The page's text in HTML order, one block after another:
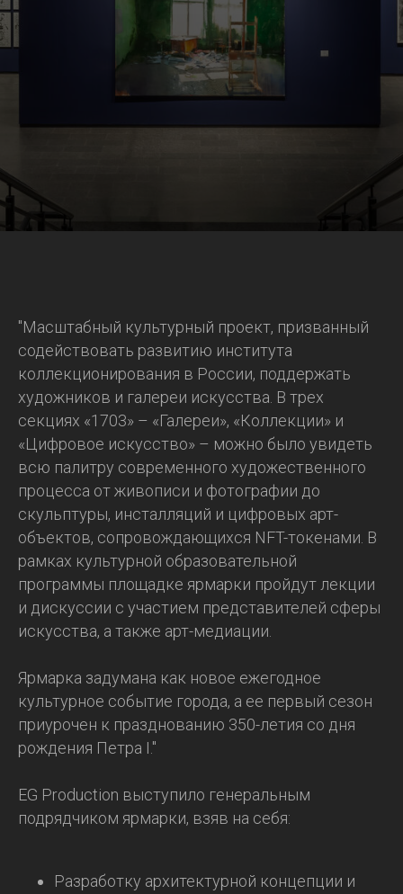
"Масштабный культурный проект, призванный
содействовать развитию института
коллекционирования в России, поддержать
художников и галереи искусства. В трех
секциях «1703» – «Галереи», «Коллекции» и
«Цифровое искусство» – можно было увидеть
всю палитру современного художественного
процесса от живописи и фотографии до
скульптуры, инсталляций и цифровых арт-
объектов, сопровождающихся NFT-токенами. В
рамках культурной образовательной
программы площадке ярмарки пройдут лекции
и дискуссии с участием представителей сферы
искусства, а также арт-медиации.
Ярмарка задумана как новое ежегодное
культурное событие города, а ее первый сезон
приурочен к празднованию 350-летия со дня
рождения Петра I."
EG Production выступило генеральным
подрядчиком ярмарки, взяв на себя:
Разработку архитектурной концепции и